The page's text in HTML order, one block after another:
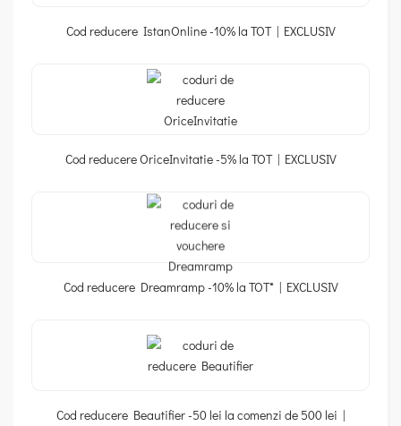
Cod reducere IstanOnline -10% la TOT | EXCLUSIV
Cod reducere OriceInvitatie -5% la TOT | EXCLUSIV
Cod reducere Dreamramp -10% la TOT* | EXCLUSIV
Cod reducere Beautifier -50 lei la comenzi de 500 lei |